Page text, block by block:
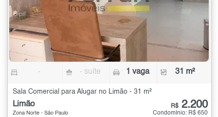
- - suíte 1 vaga 31 m²
Sala Comercial para Alugar no Limão - 31 m²
Limão
Zona Norte - São Paulo
R$ 2.200
Condomínio: R$ 650